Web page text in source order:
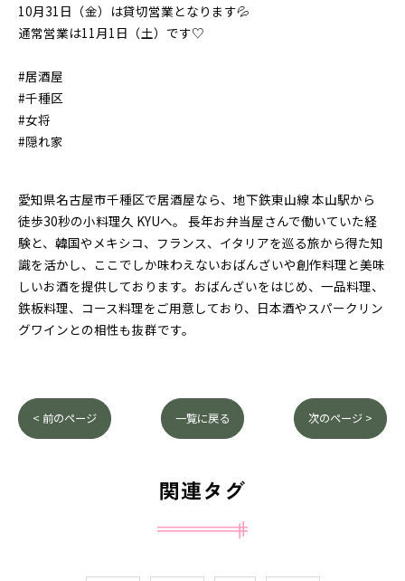
10月31日（金）は貸切営業となります💦
通常営業は11月1日（土）です♡
#居酒屋
#千種区
#女将
#隠れ家
愛知県名古屋市千種区で居酒屋なら、地下鉄東山線 本山駅から
徒歩30秒の小料理久 KYUへ。 長年お弁当屋さんで働いていた経
験と、韓国やメキシコ、フランス、イタリアを巡る旅から得た知
識を活かし、ここでしか味わえないおばんざいや創作料理と美味
しいお酒を提供しております。おばんざいをはじめ、一品料理、
鉄板料理、コース料理をご用意しており、日本酒やスパークリン
グワインとの相性も抜群です。
< 前のページ 一覧に戻る 次のページ >
関連タグ